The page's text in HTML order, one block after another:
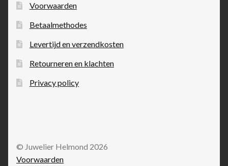
Voorwaarden
Betaalmethodes
Levertijd en verzendkosten
Retourneren en klachten
Privacy policy
© Juwelier Helmond 2026
Voorwaarden